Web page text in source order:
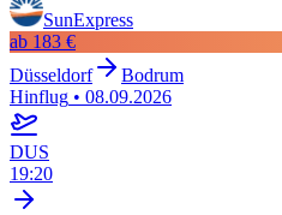
SunExpress
ab 183 €
Düsseldorf
Bodrum
Hinflug • 08.09.2026
DUS
19:20